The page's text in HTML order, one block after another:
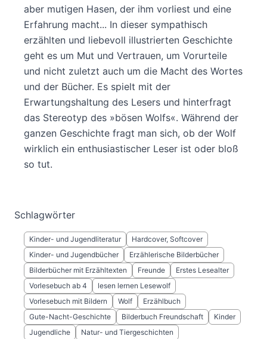
aber mutigen Hasen, der ihm vorliest und eine
Erfahrung macht... In dieser sympathisch
erzählten und liebevoll illustrierten Geschichte
geht es um Mut und Vertrauen, um Vorurteile
und nicht zuletzt auch um die Macht des Wortes
und der Bücher. Es spielt mit der
Erwartungshaltung des Lesers und hinterfragt
das Stereotyp des »bösen Wolfs«. Während der
ganzen Geschichte fragt man sich, ob der Wolf
wirklich ein enthusiastischer Leser ist oder bloß
so tut.
Schlagwörter
Kinder- und Jugendliteratur
Hardcover, Softcover
Kinder- und Jugendbücher
Erzählerische Bilderbücher
Bilderbücher mit Erzähltexten
Freunde
Erstes Lesealter
Vorlesebuch ab 4
lesen lernen Lesewolf
Vorlesebuch mit Bildern
Wolf
Erzählbuch
Gute-Nacht-Geschichte
Bilderbuch Freundschaft
Kinder
Jugendliche
Natur- und Tiergeschichten